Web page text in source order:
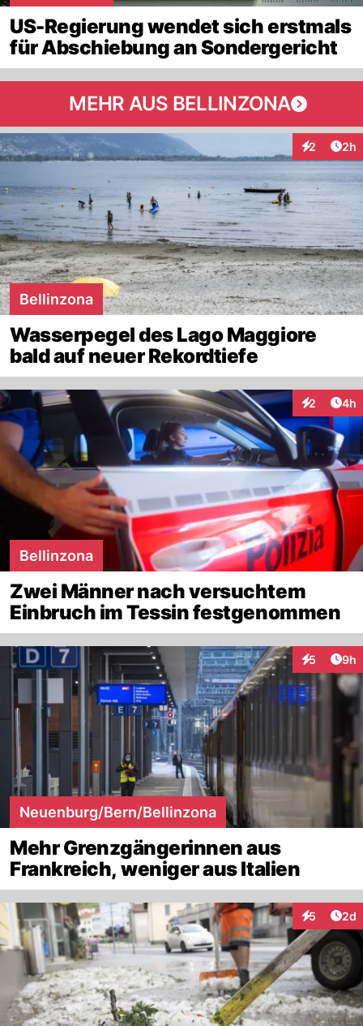
US-Regierung wendet sich erstmals
für Abschiebung an Sondergericht
MEHR AUS BELLINZONA
2 2h
Bellinzona
Wasserpegel des Lago Maggiore
bald auf neuer Rekordtiefe
2 4h
Bellinzona
Zwei Männer nach versuchtem
Einbruch im Tessin festgenommen
5 9h
Neuenburg/Bern/Bellinzona
Mehr Grenzgängerinnen aus
Frankreich, weniger aus Italien
5 2d